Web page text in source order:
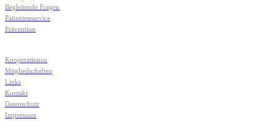
Begleitende Fragen
Patientenservice
Prävention
Kooperationen
Mitgliedschaften
Links
Kontakt
Datenschutz
Impressum